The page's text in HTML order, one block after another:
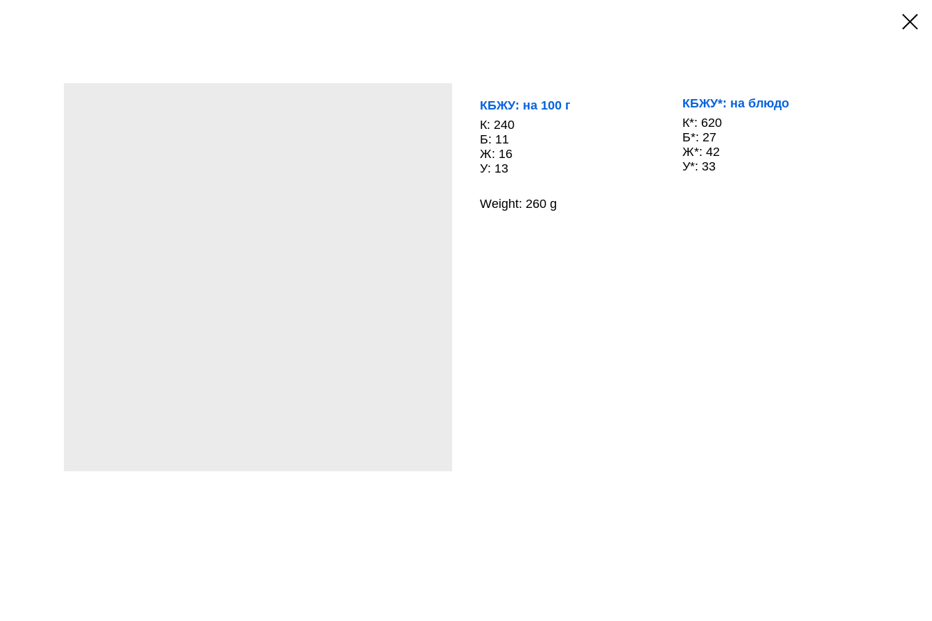
КБЖУ: на 100 г
К: 240
Б: 11
Ж: 16
У: 13
КБЖУ*: на блюдо
К*: 620
Б*: 27
Ж*: 42
У*: 33
Weight: 260 g